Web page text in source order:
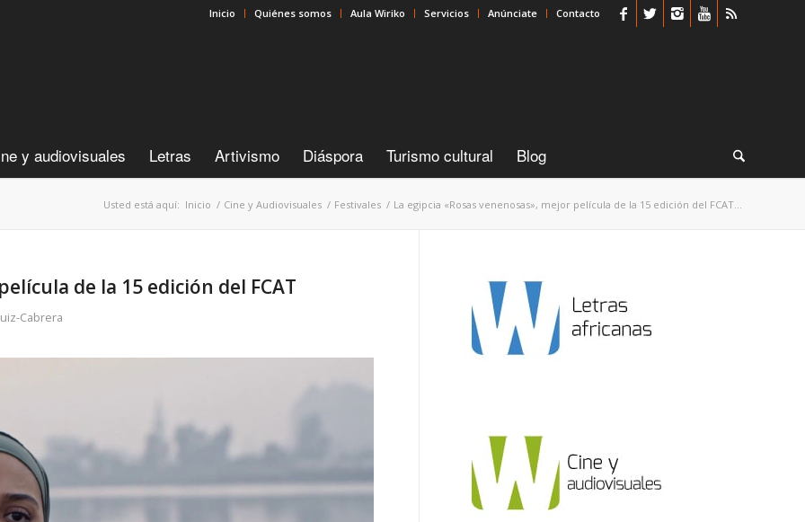
Inicio Quiénes somos Aula Wiriko Servicios Anúnciate Contacto
y audiovisuales Letras Artivismo Diáspora Turismo cultural Blog
Usted está aquí: Inicio / Cine y Audiovisuales / Festivales / La egipcia «Rosas venenosas», mejor película de la 15 edición del FCAT...
de la 15 edición del FCAT
Cabrera